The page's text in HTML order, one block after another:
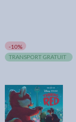
-10%
TRANSPORT GRATUIT